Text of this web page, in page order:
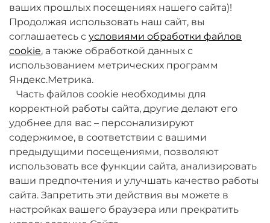
О компании
Товары и услуги
+7 (495) 789-38-95
09:00 - 18:00 (будни, по МСК)
ваших прошлых посещениях нашего сайта)!
Продолжая использовать наш сайт, вы
соглашаетесь с условиями обработки файлов
cookie, а также обработкой данных с
использованием метрических программ
Яндекс.Метрика.
Часть файлов cookie необходимы для
корректной работы сайта, другие делают его
удобнее для вас – персонализируют
содержимое, в соответствии с вашими
предыдущими посещениями, позволяют
использовать все функции сайта, анализировать
ваши предпочтения и улучшать качество работы
сайта. Запретить эти действия вы можете в
настройках вашего браузера или прекратить